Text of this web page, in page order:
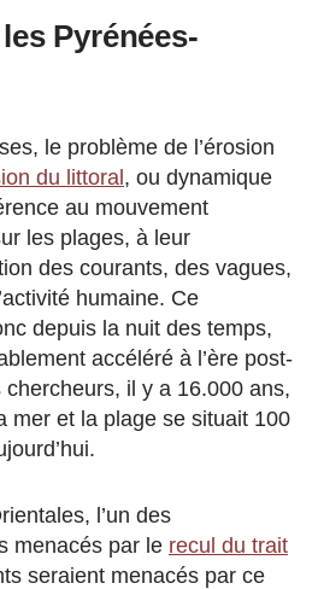
Pyrénées-
le problème de l’érosion
du littoral, ou dynamique
au mouvement
les plages, à leur
des courants, des vagues,
humaine. Ce
depuis la nuit des temps,
accéléré à l’ère post-
il y a 16.000 ans,
mer et la plage se situait 100
l’un des
menacés par le recul du trait
seraient menacés par ce